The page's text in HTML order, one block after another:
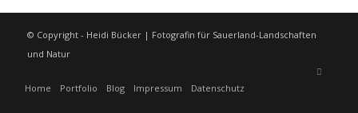
© Copyright - Heidi Bücker | Fotografin für Sauerland-Landschaften
und Natur
Home Portfolio Blog Impressum Datenschutz